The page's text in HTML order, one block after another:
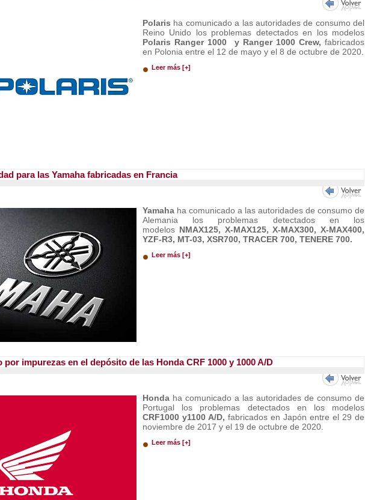
Polaris ha comunicado a las autoridades de consumo del
Reino Unido los problemas detectados en los modelos
Polaris Ranger 1000 y Ranger 1000 Crew, fabricados
en Polonia entre el 12 de mayo y el 8 de octubre de 2020.
Leer más [+]
para las Yamaha fabricadas en Francia
Yamaha ha comunicado a las autoridades de consumo de
Alemania los problemas detectados en los
modelos NMAX125, X-MAX125, X-MAX300, X-MAX400,
YZF-R3, MT-03, XSR700, TRACER 700, TENERE 700.
Leer más [+]
por impurezas en el depósito de las Honda CRF 1000 y 1000 A/D
Honda ha comunicado a las autoridades de consumo de
Portugal los problemas detectados en los modelos
CRF1000 y1100 A/D, fabricados en Japón entre el 29 de
noviembre de 2017 y el 19 de octubre de 2020.
Leer más [+]